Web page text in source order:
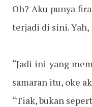
Oh? Aku punya
terjadi di sini. Yah,
“Jadi ini yang
samaran itu, oke
“Tiak, bukan